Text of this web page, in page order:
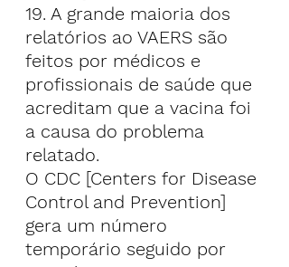
19. A grande maioria dos
relatórios ao VAERS são
feitos por médicos e
profissionais de saúde que
acreditam que a vacina foi
a causa do problema
relatado.
O CDC [Centers for Disease
Control and Prevention]
gera um número
temporário seguido por